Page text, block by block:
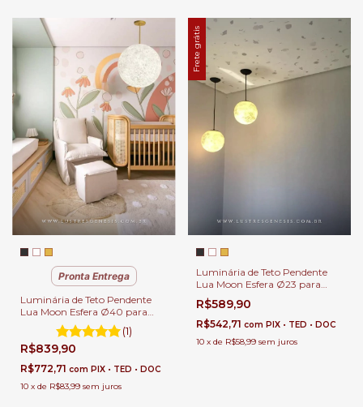
Pronta Entrega
Luminária de Teto Pendente
Lua Moon Esfera Ø40 para
Quartos, Sala de Jantar e Sala
de Estar.
(1)
R$839,90
R$772,71 com PIX • TED • DOC
10 x de R$83,99 sem juros
Frete grátis
Luminária de Teto Pendente
Lua Moon Esfera Ø23 para
Quartos, Sala de Jantar e Sala
de Estar.
R$589,90
R$542,71 com PIX • TED • DOC
10 x de R$58,99 sem juros